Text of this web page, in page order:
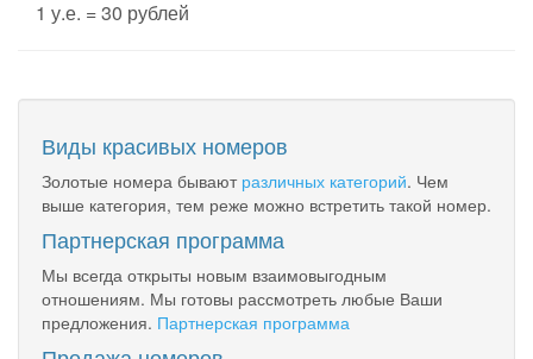
1 у.е. = 30 рублей
Виды красивых номеров
Золотые номера бывают различных категорий. Чем
выше категория, тем реже можно встретить такой номер.
Партнерская программа
Мы всегда открыты новым взаимовыгодным
отношениям. Мы готовы рассмотреть любые Ваши
предложения. Партнерская программа